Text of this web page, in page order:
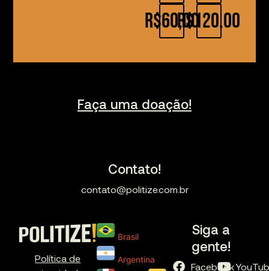
R$60,00R$120,00
Faça uma doação!
Contato!
contato@politize.com.br
Política de
Brasil
Argentina
Siga a
gente!
Facebook